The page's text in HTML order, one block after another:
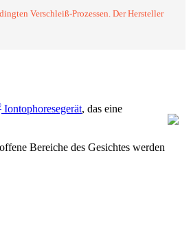
Verschleiß-Prozessen. Der Hersteller
Iontophoresegerät, das eine
Bereiche des Gesichtes werden